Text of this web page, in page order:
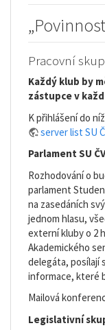
Pracovní
Každý klub by
zástupce v
K přihlášení do
server list SU
Parlament SU
Rozhodování o
parlament
na zasedáních
jednom hlasu,
externí kluby o 2
Akademického
delegáta, posílají
informace, které
Mailová
Legislativní